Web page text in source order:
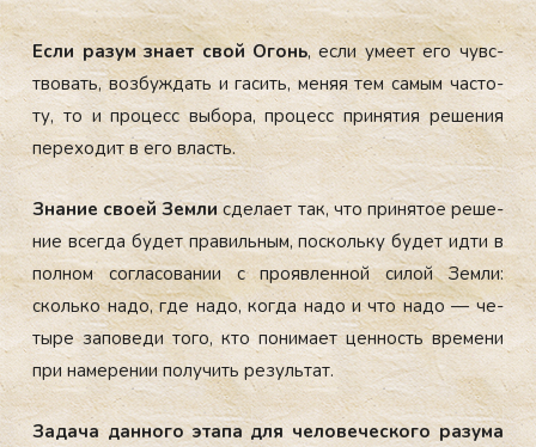
Ес­ли ра­зум зна­ет свой Огонь, ес­ли уме­ет его чувс­
тво­вать, воз­буж­дать и га­сить, ме­няя тем са­мым час­то­
ту, то и про­цесс вы­бо­ра, про­цесс при­ня­тия ре­ше­ния
пе­ре­хо­дит в его власть.
Зна­ние сво­ей Зем­лисде­ла­ет так, что при­ня­тое ре­ше­
ние всег­да бу­дет пра­виль­ным, пос­коль­ку бу­дет ид­ти в
пол­ном сог­ла­со­ва­нии с про­яв­лен­ной си­лой Зем­ли:
сколь­ко на­до, где на­до, ког­да на­до и что на­до — че­
ты­ре за­по­ве­ди то­го, кто по­ни­ма­ет цен­ность вре­ме­ни
при на­ме­ре­нии по­лу­чить ре­зуль­тат.
За­да­ча дан­но­го эта­па для че­ло­ве­чес­ко­го ра­зу­ма